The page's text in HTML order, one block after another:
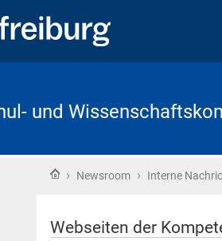
und
Startseite
› Newsroom › Interne
Webseiten der